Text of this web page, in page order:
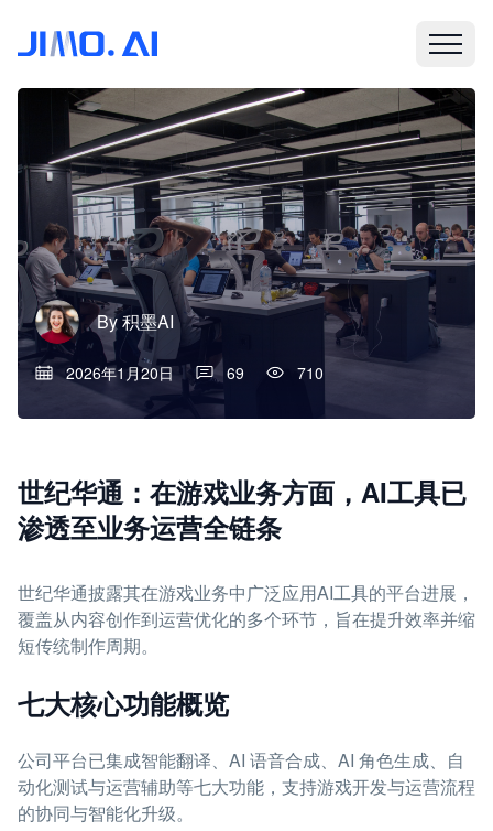
By积墨AI
2026年1月20日 69 710
世纪华通：在游戏业务方面，AI工具已
渗透至业务运营全链条
世纪华通披露其在游戏业务中广泛应用AI工具的平台进展，
覆盖从内容创作到运营优化的多个环节，旨在提升效率并缩
短传统制作周期。
七大核心功能概览
公司平台已集成智能翻译、AI 语音合成、AI 角色生成、自
动化测试与运营辅助等七大功能，支持游戏开发与运营流程
的协同与智能化升级。